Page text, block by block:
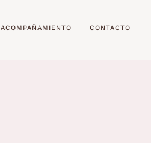
ACOMPAÑAMIENTO CONTACTO